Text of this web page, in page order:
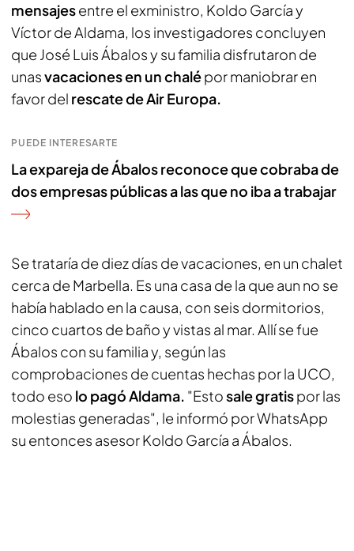
mensajesentre el exministro, Koldo García y
Víctor de Aldama, los investigadores concluyen
que José Luis Ábalos y su familia disfrutaron de
unasvacaciones en un chalépor maniobrar en
favor del rescate de Air Europa.
PUEDE INTERESARTE
La expareja de Ábalos reconoce que cobraba de
dos empresas públicas a las que no iba a trabajar
Se trataría de diez días de vacaciones, en un chalet
cerca de Marbella. Es una casa de la que aun no se
había hablado en la causa, con seis dormitorios,
cinco cuartos de baño y vistas al mar. Allí se fue
Ábalos con su familia y, según las
comprobaciones de cuentas hechas por la UCO,
todo eso lo pagó Aldama. "Estosale gratispor las
molestias generadas", le informó por WhatsApp
su entonces asesor Koldo García a Ábalos.